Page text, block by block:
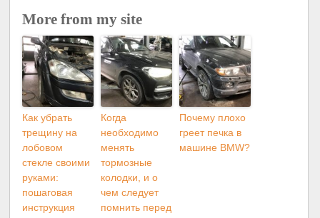
More from my site
Как убрать
трещину на
лобовом
стекле своими
руками:
пошаговая
инструкция
Когда
необходимо
менять
тормозные
колодки, и o
чем следует
помнить перед
Почему плохо
греет печка в
машине BMW?